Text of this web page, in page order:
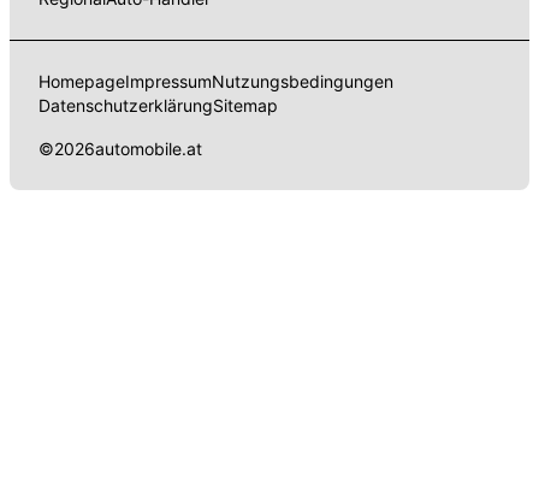
HomepageImpressumNutzungsbedingungen
DatenschutzerklärungSitemap
©2026automobile.at